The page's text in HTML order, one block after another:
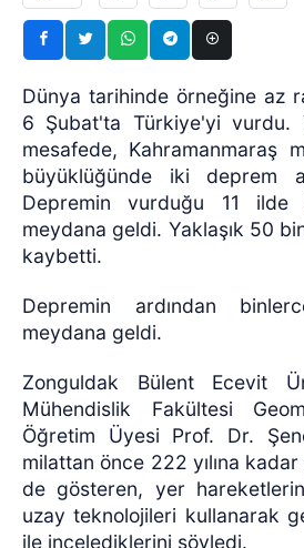
Dünya tarihinde örneğine az
6 Şubat'ta Türkiye'yi vurdu.
mesafede, Kahramanmaraş
büyüklüğünde iki deprem
Depremin vurduğu 11
meydana geldi. Yaklaşık 50
kaybetti.
Depremin ardından
meydana geldi.
Zonguldak Bülent Ecevit
Mühendislik Fakültesi
Öğretim Üyesi Prof. Dr.
milattan önce 222 yılına
de gösteren, yer
uzay teknolojileri kullanarak
ile incelediklerini söyledi.